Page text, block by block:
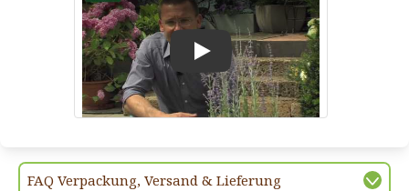
Play
FAQ Verpackung, Versand & Lieferung